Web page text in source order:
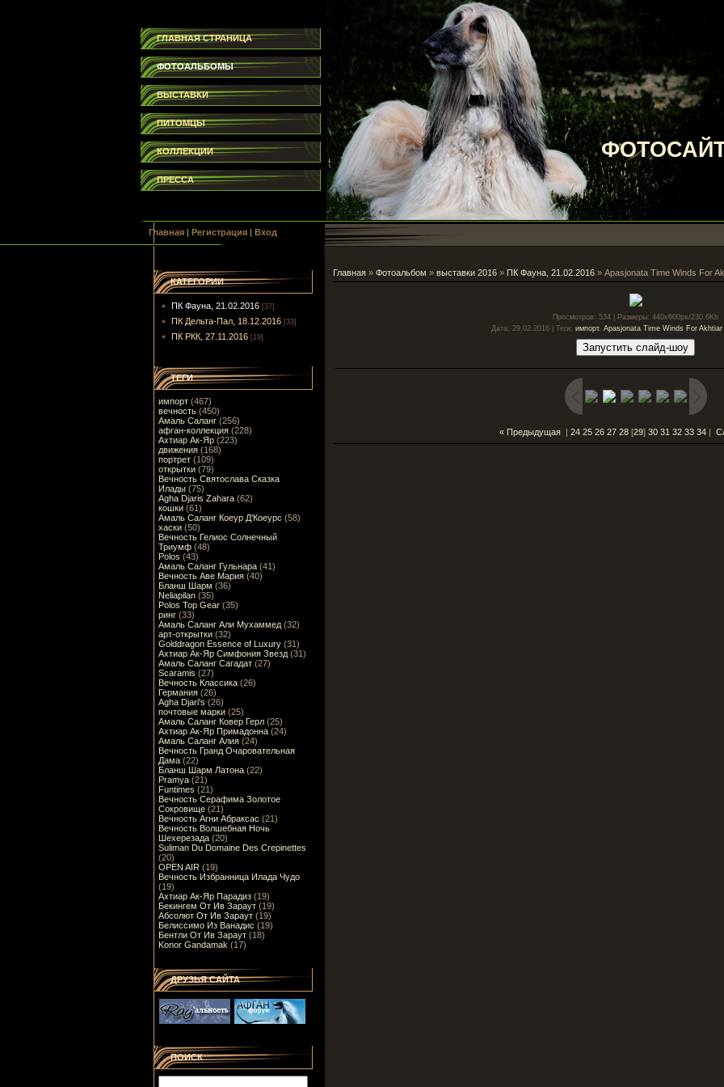
ФОТОСАЙТ
ГЛАВНАЯ СТРАНИЦА
ФОТОАЛЬБОМЫ
ВЫСТАВКИ
ПИТОМЦЫ
КОЛЛЕКЦИИ
ПРЕССА
Главная| Регистрация| Вход
КАТЕГОРИИ
ПК Фауна, 21.02.2016 [37]
ПК Дельта-Пал, 18.12.2016 [33]
ПК РКК, 27.11.2016 [19]
ТЕГИ
импорт(467)
вечность(450)
Амаль Саланг(256)
афган-коллекция(228)
Ахтиар Ак-Яр(223)
движения(168)
портрет(109)
открытки(79)
Вечность Святослава Сказка
Илады(75)
Agha Djaris Zahara(62)
кошки(61)
Амаль Саланг Коеур Д'Коеурс (58)
хаски(50)
Вечность Гелиос Солнечный
Триумф(48)
Polos (43)
Амаль Саланг Гульнара(41)
Вечность Аве Мария(40)
Бланш Шарм (36)
Neliapilan(35)
Polos Top Gear(35)
ринг(33)
Амаль Саланг Али Мухаммед(32)
арт-открытки(32)
Golddragon Essence of Luxury(31)
Ахтиар Ак-Яр Симфония Звезд(31)
Амаль Саланг Сагадат(27)
Scaramis (27)
Вечность Классика(26)
Германия(26)
Agha Djari's (26)
почтовые марки(25)
Амаль Саланг Ковер Герл(25)
Ахтиар Ак-Яр Примадонна(24)
Амаль Саланг Алия(24)
Вечность Гранд Очаровательная
Дама(22)
Бланш Шарм Латона(22)
Pramya(21)
Funtimes (21)
Вечность Серафима Золотое
Сокровище(21)
Вечность Агни Абраксас (21)
Вечность Волшебная Ночь
Шехерезада(20)
Suliman Du Domaine Des Crepinettes
(20)
OPEN AIR (19)
Вечность Избранница Илада Чудо
(19)
Ахтиар Ак-Яр Парадиз(19)
Бекингем От Ив Зараут(19)
Абсолют От Ив Зараут(19)
Белиссимо Из Ванадис (19)
Бентли От Ив Зараут(18)
Konor Gandamak (17)
ДРУЗЬЯ САЙТА
ПОИСК
Главная» Фотоальбом » выставки 2016» ПК Фауна, 21.02.2016» Apasjonata Time Winds For
Просмотров: 534 | Размеры: 440x600px/230.6Kb
Дата: 29.02.2016 | Теги: импорт, Apasjonata Time Winds For Akhtiar
« Предыдущая| 24 25 26 27 28[29] 30 31 32 33 34|